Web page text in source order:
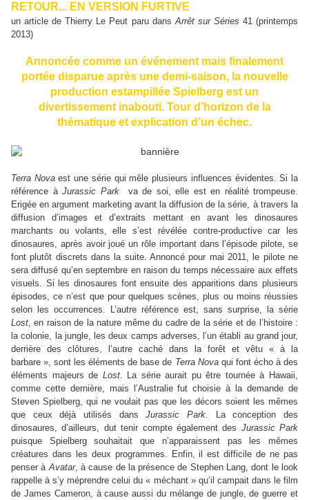
RETOUR... EN VERSION FURTIVE
un article de Thierry Le Peut paru dansArrêt sur Séries 41 (printemps
2013)
Annoncée comme un événement mais finalement
portée disparue après une demi-saison, la nouvelle
production estampillée Spielberg est un
divertissement inabouti. Tour d’horizon de la
thématique et explication d’un échec.
Terra Novaest une série qui mêle plusieurs influences évidentes. Si la
référence à Jurassic Parkva de soi, elle est en réalité trompeuse.
Erigée en argument marketing avant la diffusion de la série, à travers la
diffusion d’images et d’extraits mettant en avant les dinosaures
marchants ou volants, elle s’est révélée contre-productive car les
dinosaures, après avoir joué un rôle important dans l’épisode pilote, se
font plutôt discrets dans la suite. Annoncé pour mai 2011, le pilote ne
sera diffusé qu’en septembre en raison du temps nécessaire aux effets
visuels. Si les dinosaures font ensuite des apparitions dans plusieurs
épisodes, ce n’est que pour quelques scènes, plus ou moins réussies
selon les occurrences. L’autre référence est, sans surprise, la série
Lost, en raison de la nature même du cadre de la série et de l’histoire :
la colonie, la jungle, les deux camps adverses, l’un établi au grand jour,
derrière des clôtures, l’autre caché dans la forêt et vêtu « à la
barbare », sont les éléments de base de Terra Novaqui font écho à des
éléments majeurs de Lost. La série aurait pu être tournée à Hawaii,
comme cette dernière, mais l’Australie fut choisie à la demande de
Steven Spielberg, qui ne voulait pas que les décors soient les mêmes
que ceux déjà utilisés dansJurassic Park. La conception des
dinosaures, d’ailleurs, dut tenir compte également des Jurassic Park
puisque Spielberg souhaitait que n’apparaissent pas les mêmes
créatures dans les deux programmes. Enfin, il est difficile de ne pas
penser àAvatar, à cause de la présence de Stephen Lang, dont le look
rappelle à s’y méprendre celui du « méchant » qu’il campait dans le film
de James Cameron, à cause aussi du mélange de jungle, de guerre et